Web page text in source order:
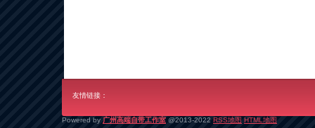
友情链接：
Powered by 广州高端自带工作室 @2013-2022 RSS地图 HTML地图